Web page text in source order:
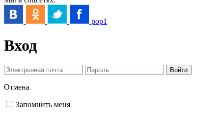
pop1
Вход
Отмена
Запомнить меня